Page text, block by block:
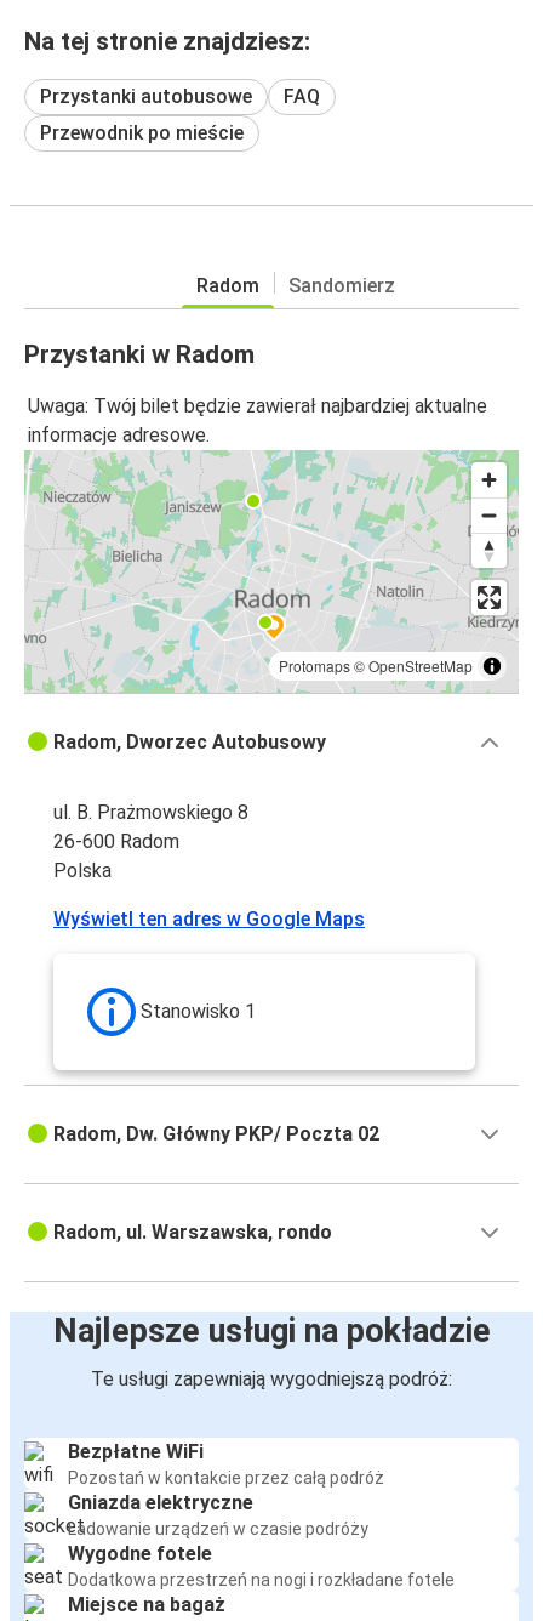
Na tej stronie znajdziesz:
Przystanki autobusowe
FAQ
Przewodnik po mieście
Radom Sandomierz
Przystanki w Radom
Uwaga: Twój bilet będzie zawierał najbardziej aktualne
informacje adresowe.
Protomaps©OpenStreetMap
Radom, Dworzec Autobusowy
ul. B. Prażmowskiego 8
26-600 Radom
Polska
Wyświetl ten adres w Google Maps
Stanowisko 1
Radom, Dw. Główny PKP/ Poczta 02
Radom, ul. Warszawska, rondo
Najlepsze usługi na pokładzie
Te usługi zapewniają wygodniejszą podróż:
Bezpłatne WiFi
Pozostań w kontakcie przez całą podróż
Gniazda elektryczne
Ładowanie urządzeń w czasie podróży
Wygodne fotele
Dodatkowa przestrzeń na nogi i rozkładane fotele
Miejsce na bagaż